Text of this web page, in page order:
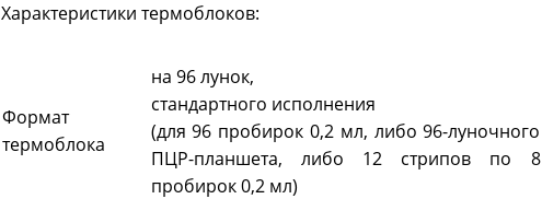
Характеристики термоблоков:
Формат
термоблока
на 96 лунок,
стандартного исполнения
(для 96 пробирок 0,2 мл, либо 96-луночного
ПЦР-планшета, либо 12 стрипов по 8
пробирок 0,2 мл)